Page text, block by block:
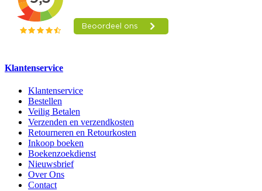
Klantenservice
Klantenservice
Bestellen
Veilig Betalen
Verzenden en verzendkosten
Retourneren en Retourkosten
Inkoop boeken
Boekenzoekdienst
Nieuwsbrief
Over Ons
Contact